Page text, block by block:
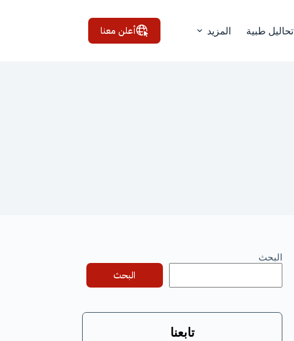
تحاليل طبية المزيد أعلن معنا
البحث
البحث
تابعنا